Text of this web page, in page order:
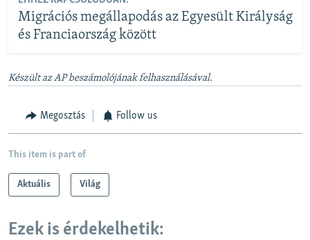
Migrációs megállapodás az Egyesült Királyság
és Franciaország között
Készült az AP beszámolójának felhasználásával.
Megosztás Follow us
This item is part of
Aktuális Világ
Ezek is érdekelhetik: